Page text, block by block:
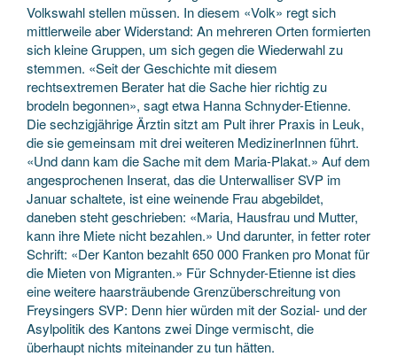
Volkswahl stellen müssen. In diesem «Volk» regt sich
mittlerweile aber Widerstand: An mehreren Orten formierten
sich kleine Gruppen, um sich gegen die Wiederwahl zu
stemmen. «Seit der Geschichte mit diesem
rechtsextremen Berater hat die Sache hier richtig zu
brodeln begonnen», sagt etwa Hanna Schnyder-Etienne.
Die sechzigjährige Ärztin sitzt am Pult ihrer Praxis in Leuk,
die sie gemeinsam mit drei weiteren MedizinerInnen führt.
«Und dann kam die Sache mit dem Maria-Plakat.» Auf dem
angesprochenen Inserat, das die Unterwalliser SVP im
Januar schaltete, ist eine weinende Frau abgebildet,
daneben steht geschrieben: «Maria, Hausfrau und Mutter,
kann ihre Miete nicht bezahlen.» Und darunter, in fetter roter
Schrift: «Der Kanton bezahlt 650 000 Franken pro Monat für
die Mieten von Migranten.» Für Schnyder-Etienne ist dies
eine weitere haarsträubende Grenzüberschreitung von
Freysingers SVP: Denn hier würden mit der Sozial- und der
Asylpolitik des Kantons zwei Dinge vermischt, die
überhaupt nichts miteinander zu tun hätten.